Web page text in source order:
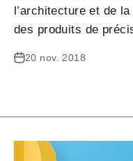
l’architecture et de
des produits de
20 nov. 2018